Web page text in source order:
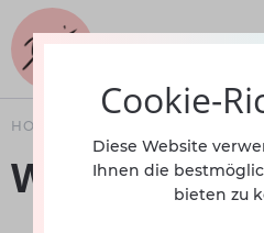
HOME
Wickeljacke
Cookie-
Diese Website
Ihnen die
bieten zu